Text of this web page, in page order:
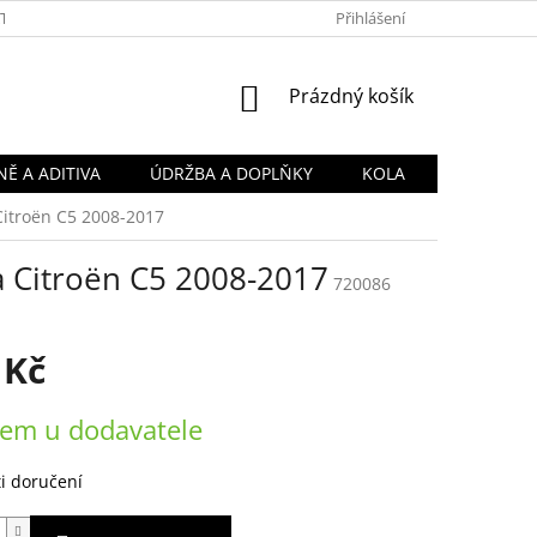
PODMÍNKY OCHRANY OSOBNÍCH
Přihlášení
NÁKUPNÍ
Prázdný košík
A ADITIVA ÚDRŽBA A DOPLŇKY
KOLA
C5 2008-2017
C5 2008-2017 720086
u dodavatele
doručení